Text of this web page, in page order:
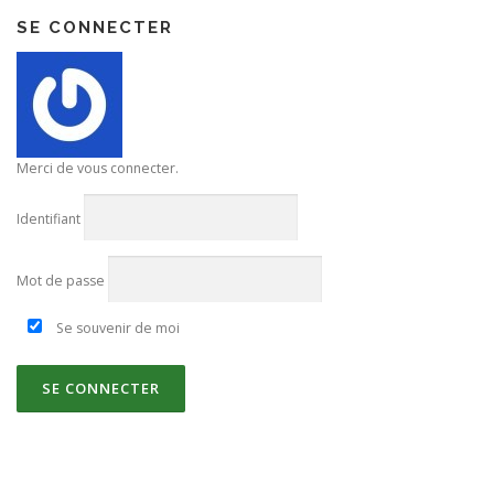
SE CONNECTER
Merci de vous connecter.
Identifiant
Mot de passe
Se souvenir de moi